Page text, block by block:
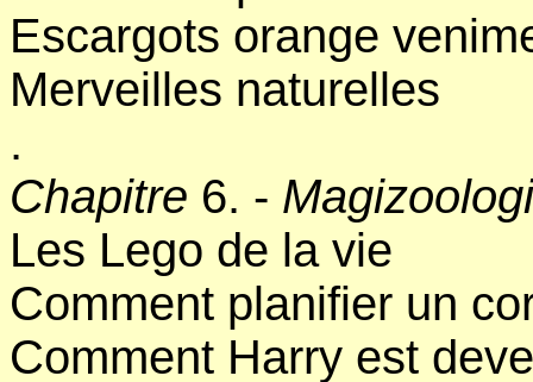
Escargots orange
Merveilles naturelles
.
Chapitre 6. -
Les Lego de la vie
Comment planifier un
Comment Harry est